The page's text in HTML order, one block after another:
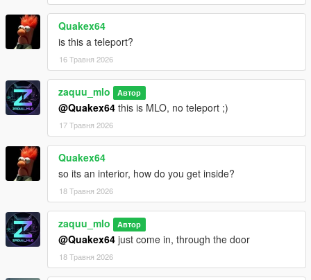
Quakex64
is this a teleport?
16 Травня 2026
zaquu_mlo Автор
@Quakex64 this is MLO, no teleport ;)
17 Травня 2026
Quakex64
so its an interior, how do you get inside?
18 Травня 2026
zaquu_mlo Автор
@Quakex64 just come in, through the door
18 Травня 2026